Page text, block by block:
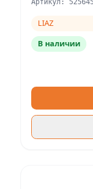
LIAZ
В наличии